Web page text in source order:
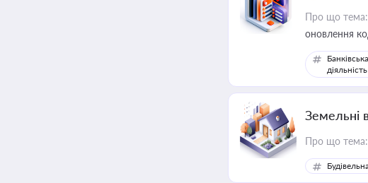
Про що тема:
оновлення
Банківська
діяльність
Земельні
Про що тема: